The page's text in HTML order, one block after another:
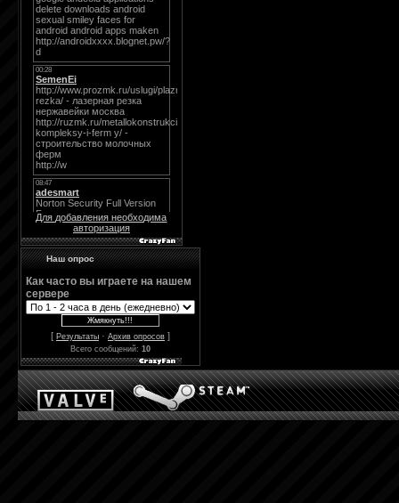
Для добавления необходима
авторизация
Наш опрос
Как часто вы играете на нашем
сервере
[ Результаты · Архив опросов ]
Всего сообщений: 10